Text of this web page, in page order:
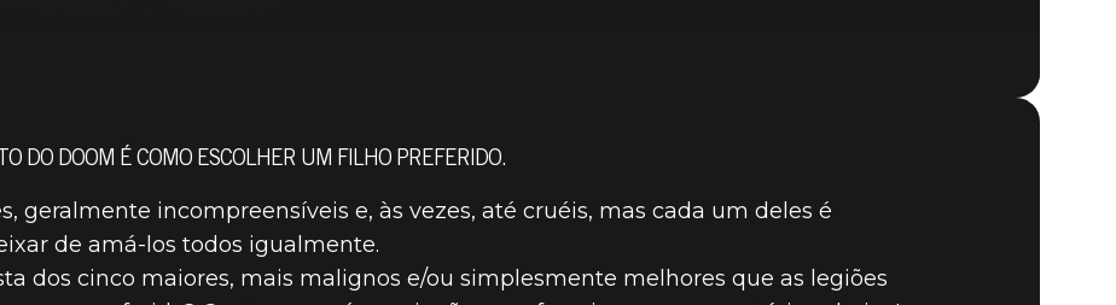
DO DOOM É COMO ESCOLHER UM FILHO PREFERIDO.
geralmente incompreensíveis e, às vezes, até cruéis, mas cada um deles é
de amá-los todos igualmente.
dos cinco maiores, mais malignos e/ou simplesmente melhores que as legiões